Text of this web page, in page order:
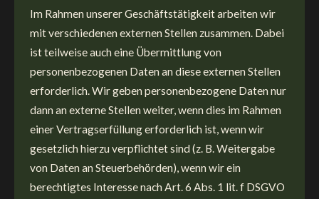
Im Rahmen unserer Geschäftstätigkeit arbeiten wir
mit verschiedenen externen Stellen zusammen. Dabei
ist teilweise auch eine Übermittlung von
personenbezogenen Daten an diese externen Stellen
erforderlich. Wir geben personenbezogene Daten nur
dann an externe Stellen weiter, wenn dies im Rahmen
einer Vertragserfüllung erforderlich ist, wenn wir
gesetzlich hierzu verpflichtet sind (z. B. Weitergabe
von Daten an Steuerbehörden), wenn wir ein
berechtigtes Interesse nach Art. 6 Abs. 1 lit. f DSGVO